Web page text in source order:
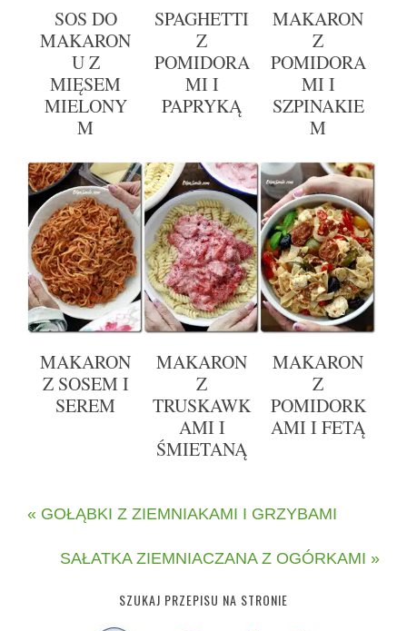
SOS DO
MAKARON
U Z
MIĘSEM
MIELONY
M
SPAGHETTI
Z
POMIDORA
MI I
PAPRYKĄ
MAKARON
Z
POMIDORA
MI I
SZPINAKIE
M
MAKARON
Z SOSEM I
SEREM
MAKARON
Z
TRUSKAWK
AMI I
ŚMIETANĄ
MAKARON
Z
POMIDORK
AMI I FETĄ
« GOŁĄBKI Z ZIEMNIAKAMI I GRZYBAMI
SAŁATKA ZIEMNIACZANA Z OGÓRKAMI »
SZUKAJ PRZEPISU NA STRONIE